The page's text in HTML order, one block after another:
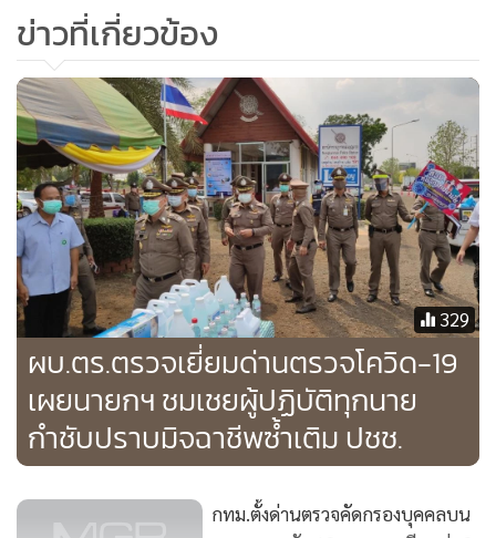
ข่าวที่เกี่ยวข้อง
329
ผบ.ตร.ตรวจเยี่ยมด่านตรวจโควิด-19
เผยนายกฯ ชมเชยผู้ปฏิบัติทุกนาย
กำชับปราบมิจฉาชีพซ้ำเติม ปชช.
กทม.ตั้งด่านตรวจคัดกรองบุคคลบน